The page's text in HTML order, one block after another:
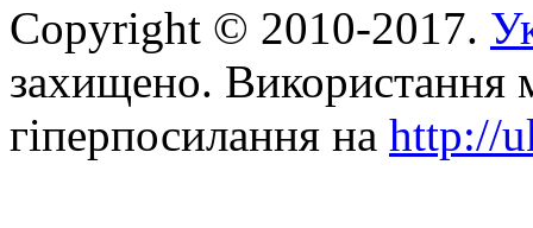
Copyright © 2010-2017.
захищено. Використання
гіперпосилання на http://